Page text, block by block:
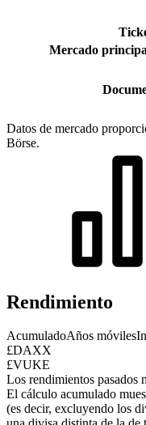
Mercado
Datos de mercado
Börse.
Rendimiento
AcumuladoAños móviles
£DAXX
£VUKE
Los rendimientos pasados
El cálculo acumulado
(es decir, excluyendo los